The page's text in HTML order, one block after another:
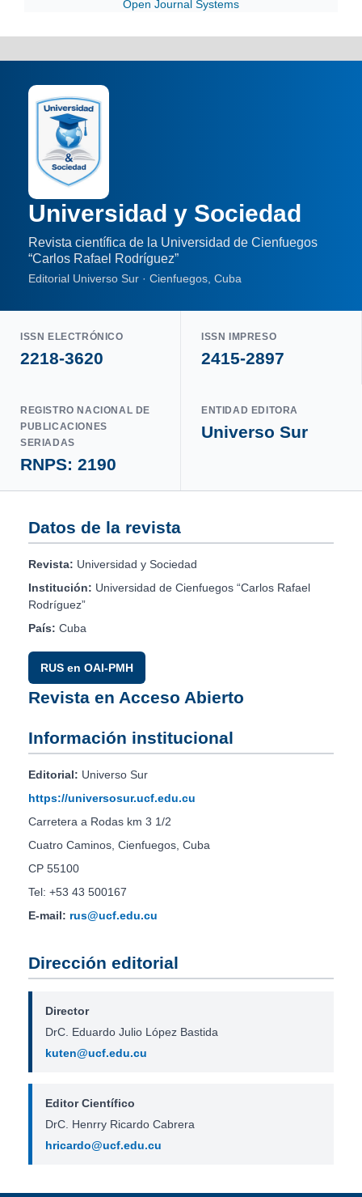
Open Journal Systems
Universidad y Sociedad
Revista científica de la Universidad de Cienfuegos
“Carlos Rafael Rodríguez”
Editorial Universo Sur · Cienfuegos, Cuba
ISSN ELECTRÓNICO
2218-3620
ISSN IMPRESO
2415-2897
REGISTRO NACIONAL DE
PUBLICACIONES
SERIADAS
RNPS: 2190
ENTIDAD EDITORA
Universo Sur
Datos de la revista
Revista: Universidad y Sociedad
Institución: Universidad de Cienfuegos “Carlos Rafael
Rodríguez”
País: Cuba
RUS en OAI-PMH
Revista en Acceso Abierto
Información institucional
Editorial: Universo Sur
https://universosur.ucf.edu.cu
Carretera a Rodas km 3 1/2
Cuatro Caminos, Cienfuegos, Cuba
CP 55100
Tel: +53 43 500167
E-mail: rus@ucf.edu.cu
Dirección editorial
Director
DrC. Eduardo Julio López Bastida
kuten@ucf.edu.cu
Editor Científico
DrC. Henrry Ricardo Cabrera
hricardo@ucf.edu.cu